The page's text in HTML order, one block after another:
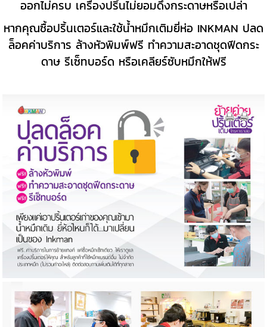
ออกไม่ครบ เครื่องปริ้นไม่ยอมดึงกระดาษหรือเปล่า
หากคุณซื้อปริ้นเตอร์และใช้น้ำหมึกเติมยี่ห่อ INKMAN ปลด
ล็อคค่าบริการ ล้างหัวพิมพ์ฟรี ทำความสะอาดชุดฟีดกระ
ดาษ รีเซ็ทบอร์ด หรือเคลียร์ซับหมึกให้ฟรี